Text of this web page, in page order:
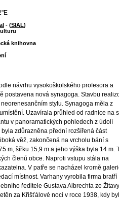
- (SIAL)
knihovna
návrhu vysokoškolského profesora a
postavena nová synagoga. Stavbu
stylu. Synagoga měla z
Uzavírala průhled od radnice na
v panoramatických pohledech z údolí
zdůrazněna přední rozšířená část
věž, zakončená na vrcholu bání s
m, šířku 15,9 m a jeho výška byla 14 m.
členů obce. Naproti vstupu stála na
V patře se nacházel kromě
místnost. Varhany vyrobila firma bratří
ředitele Gustava Albrechta ze
za Křišťálové noci v roce 1938, kdy